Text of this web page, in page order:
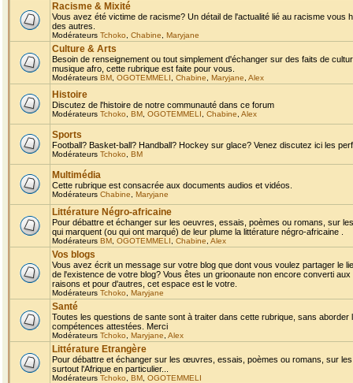
Racisme & Mixité
Vous avez été victime de racisme? Un détail de l'actualité lié au racisme
des autres.
Modérateurs Tchoko Chabine Maryjane
Culture & Arts
Besoin de renseignement ou tout simplement d'échanger sur des faits de
musique afro, cette rubrique est faite pour vous.
Modérateurs BM OGOTEMMELI Chabine Maryjane Alex
Histoire
Discutez de l'histoire de notre communauté dans ce forum
Modérateurs Tchoko BM OGOTEMMELI Chabine Alex
Sports
Football? Basket-ball? Handball? Hockey sur glace? Venez discutez ici les
Modérateurs Tchoko BM
Multimédia
Cette rubrique est consacrée aux documents audios et vidéos.
Modérateurs Chabine Maryjane
Littérature Négro-africaine
Pour débattre et échanger sur les oeuvres, essais, poèmes ou romans, sur
qui marquent (ou qui ont marqué) de leur plume la littérature négro-africaine .
Modérateurs BM OGOTEMMELI Chabine Alex
Vos blogs
Vous avez écrit un message sur votre blog que dont vous voulez partager le
de l'existence de votre blog? Vous êtes un grioonaute non encore converti
raisons et pour d'autres, cet espace est le votre.
Modérateurs Tchoko Maryjane
Santé
Toutes les questions de sante sont à traiter dans cette rubrique, sans
compétences attestées. Merci
Modérateurs Tchoko Maryjane Alex
Littérature Etrangère
Pour débattre et échanger sur les œuvres, essais, poèmes ou romans, sur
surtout l'Afrique en particulier...
Modérateurs Tchoko BM OGOTEMMELI